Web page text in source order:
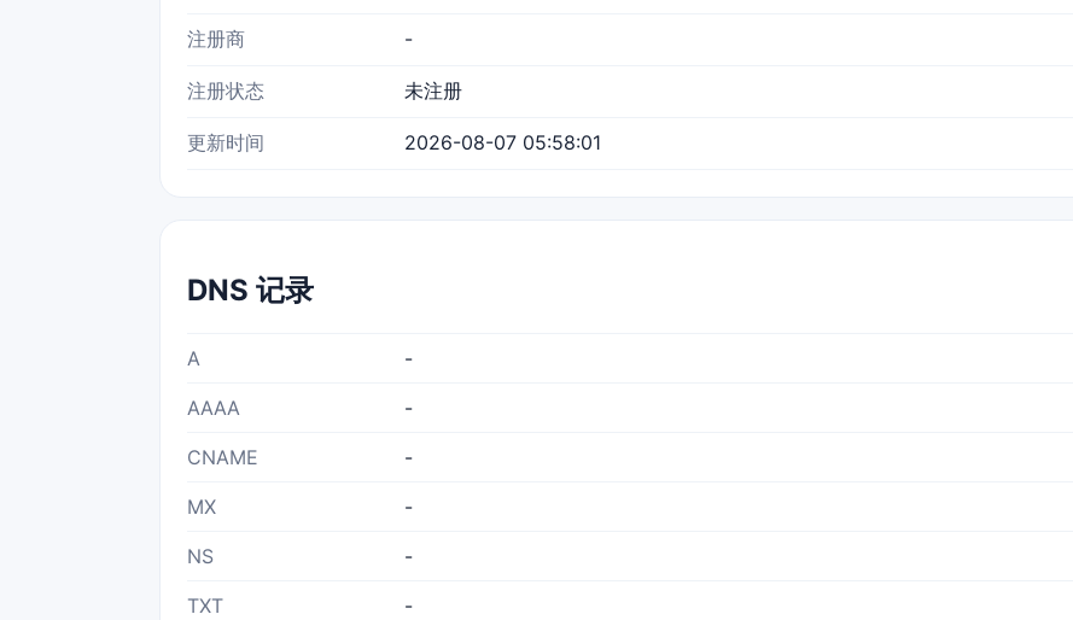
注册商 -
注册状态 未注册
更新时间 2026-08-07 05:58:01
DNS 记录
A -
AAAA -
CNAME -
MX -
NS -
TXT -